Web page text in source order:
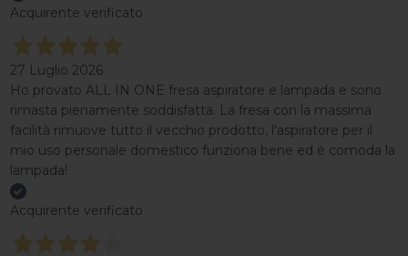
Acquirente verificato
27 Luglio 2026
Ho provato ALL IN ONE fresa aspiratore e lampada e sono
rimasta pienamente soddisfatta. La fresa con la massima
facilità rimuove tutto il vecchio prodotto, l’aspiratore per il
mio uso personale domestico funziona bene ed è comoda la
lampada!
Acquirente verificato